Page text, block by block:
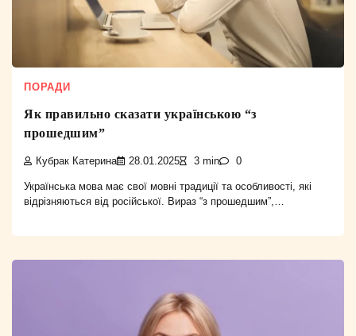
ПОРАДИ
Як правильно сказати українською “з
прошедшим”
Кубрак Катерина 28.01.2025 3 min 0
Українська мова має свої мовні традиції та особливості, які
відрізняються від російської. Вираз “з прошедшим”,…